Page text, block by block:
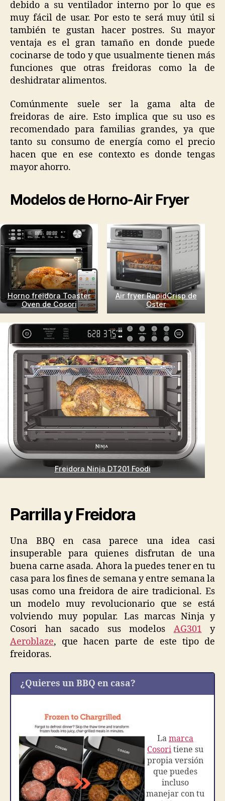
debido a su ventilador interno por lo que es
muy fácil de usar. Por esto te será muy útil si
también te gustan hacer postres. Su mayor
ventaja es el gran tamaño en donde puede
cocinarse de todo y que usualmente tienen más
funciones que otras freidoras como la de
deshidratar alimentos.
Comúnmente suele ser la gama alta de
freidoras de aire. Esto implica que su uso es
recomendado para familias grandes, ya que
tanto su consumo de energía como el precio
hacen que en ese contexto es donde tengas
mayor ahorro.
Modelos de Horno-Air Fryer
Horno freidora Toaster
Oven de Cosori
Air fryer RapidCrisp de
Oster
Freidora Ninja DT201 Foodi
Parrilla y Freidora
Una BBQ en casa parece una idea casi
insuperable para quienes disfrutan de una
buena carne asada. Ahora la puedes tener en tu
casa para los fines de semana y entre semana la
usas como una freidora de aire tradicional. Es
un modelo muy revolucionario que se está
volviendo muy popular. Las marcas Ninja y
Cosori han sacado sus modelos AG301 y
Aeroblaze, que hacen parte de este tipo de
freidoras.
¿Quieres un BBQ en casa?
La marca
Cosori tiene su
propia versión
que puedes
incluso
manejar con tu